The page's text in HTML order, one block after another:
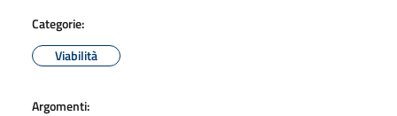
Categorie:
Viabilità
Argomenti: